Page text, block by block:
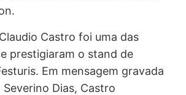
Castro foi uma das
prestigiaram o stand de
Em mensagem gravada
Dias, Castro